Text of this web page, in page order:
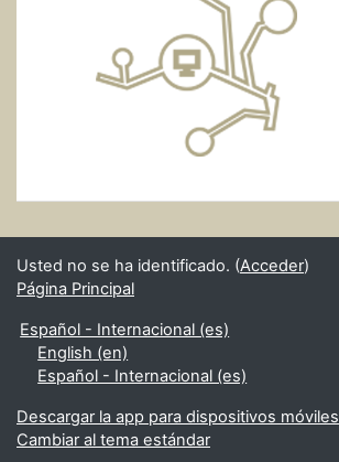
Usted no se ha identificado. (Acceder)
Página Principal
Español - Internacional ‎(es)‎
English ‎(en)‎
Español - Internacional ‎(es)‎
Descargar la app para dispositivos móviles
Cambiar al tema estándar